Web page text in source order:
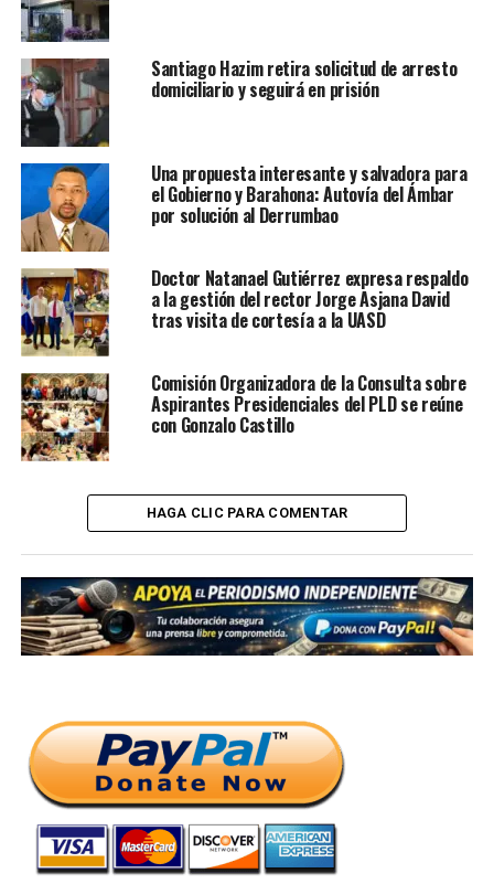
Santiago Hazim retira solicitud de arresto
domiciliario y seguirá en prisión
Una propuesta interesante y salvadora para
el Gobierno y Barahona: Autovía del Ámbar
por solución al Derrumbao
Doctor Natanael Gutiérrez expresa respaldo
a la gestión del rector Jorge Asjana David
tras visita de cortesía a la UASD
Comisión Organizadora de la Consulta sobre
Aspirantes Presidenciales del PLD se reúne
con Gonzalo Castillo
HAGA CLIC PARA COMENTAR